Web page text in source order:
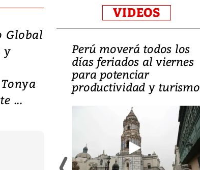
Global
y
...
VIDEOS
y
Perú moverá todos los
días feriados al viernes
para potenciar
productividad y turismo